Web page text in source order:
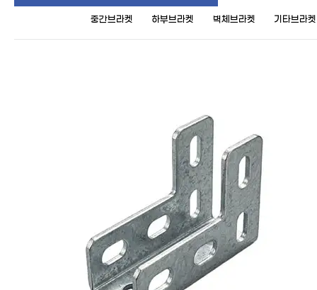
중간브라켓 하부브라켓 벽체브라켓 기타브라켓